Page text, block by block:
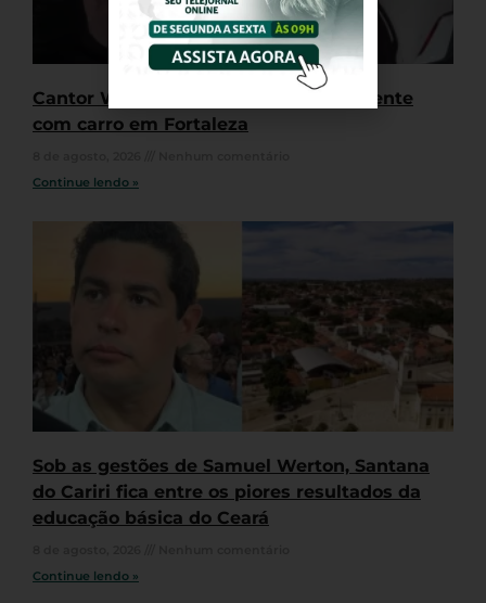
Cantor Waldonys se envolve em acidente
com carro em Fortaleza
Continue lendo »
Sob as gestões de Samuel Werton, Santana
do Cariri fica entre os piores resultados da
educação básica do Ceará
Continue lendo »